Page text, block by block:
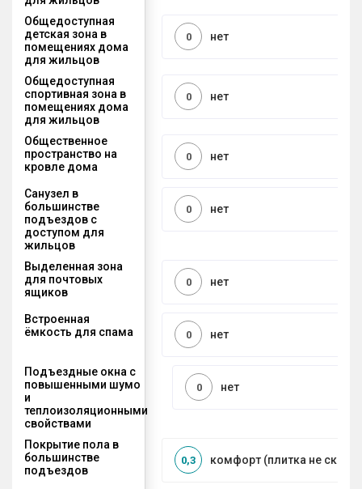
Общедоступная
детская зона в
помещениях дома
для жильцов
нет
0
Общедоступная
спортивная зона в
помещениях дома
для жильцов
нет
0
Общественное
пространство на
кровле дома
нет
0
Санузел в
большинстве
подъездов с
доступом для
жильцов
нет
0
Выделенная зона
для почтовых
ящиков
нет
0
Встроенная
ёмкость для спама
нет
0
Подъездные окна с
повышенными шумо
и
теплоизоляционными
свойствами
нет
0
Покрытие пола в
большинстве
подъездов
комфорт (плитка не
0,3